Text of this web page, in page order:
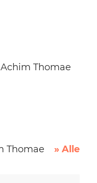
Thomae
Thomae
» Alle